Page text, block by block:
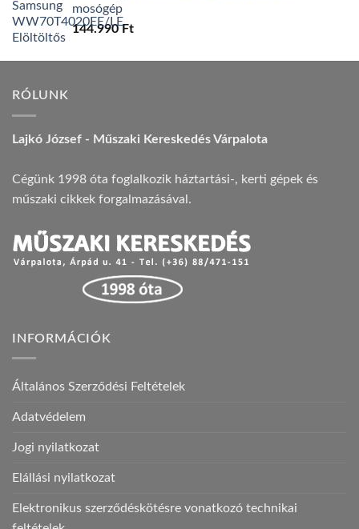
mosógép
144.990Ft
RÓLUNK
Lajkó József - Műszaki Kereskedés Várpalota
Cégünk 1998 óta foglalkozik háztartási-, kerti gépek és
műszaki cikkek forgalmazásával.
INFORMÁCIÓK
Általános Szerződési Feltételek
Adatvédelem
Jogi nyilatkozat
Elállási nyilatkozat
Elektronikus szerződéskötésre vonatkozó technikai